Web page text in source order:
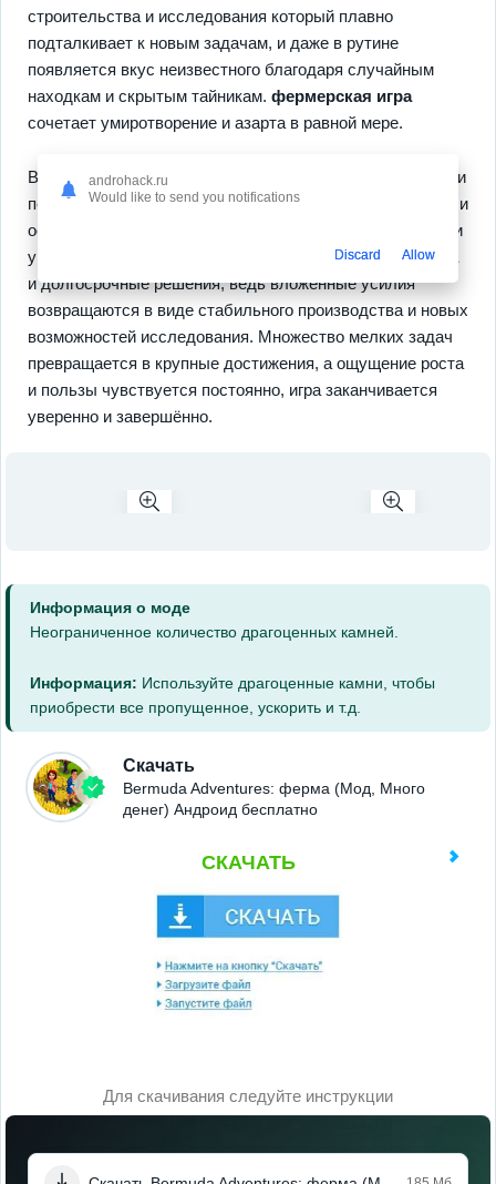
строительства и исследования который плавно
подталкивает к новым задачам, и даже в рутине
появляется вкус неизвестного благодаря случайным
находкам и скрытым тайникам. фермерская игра
сочетает умиротворение и азарта в равной мере.
Второй слой игры это системное улучшение поселения и
персонального прогресса с явными выгодами для героя и
острова, игроки открывают новые рецепты, технологии и
уникальные постройки. Здесь важны
развитие острова
и долгосрочные решения, ведь вложенные усилия
возвращаются в виде стабильного производства и новых
возможностей исследования. Множество мелких задач
превращается в крупные достижения, а ощущение роста
и пользы чувствуется постоянно, игра заканчивается
уверенно и завершённо.
Информация о моде
Неограниченное количество драгоценных камней.
Информация: Используйте драгоценные камни, чтобы
приобрести все пропущенное, ускорить и т.д.
Скачать
Bermuda Adventures: ферма (Мод, Много
денег) Андроид бесплатно
СКАЧАТЬ
Для скачивания следуйте инструкции
androhack.ru
Would like to send you notifications
Discard Allow